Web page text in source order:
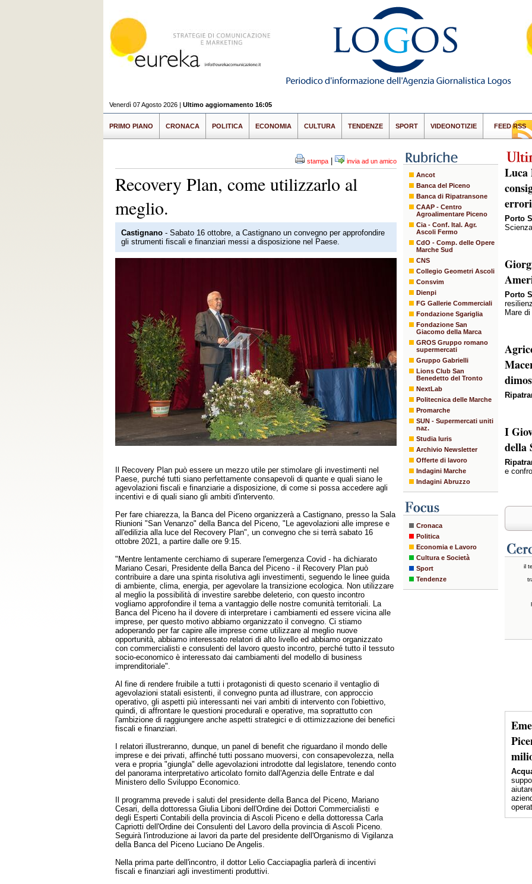
Venerdì 07 Agosto 2026 | Ultimo aggiornamento 16:05
PRIMO PIANO CRONACA POLITICA ECONOMIA CULTURA TENDENZE SPORT VIDEONOTIZIE FEED RSS
stampa invia ad un amico
Recovery Plan, come utilizzarlo al
meglio.
Castignano - Sabato 16 ottobre, a Castignano un convegno per approfondire
gli strumenti fiscali e finanziari messi a disposizione nel Paese.
Il Recovery Plan può essere un mezzo utile per stimolare gli investimenti nel
Paese, purché tutti siano perfettamente consapevoli di quante e quali siano le
agevolazioni fiscali e finanziarie a disposizione, di come si possa accedere agli
incentivi e di quali siano gli ambiti d'intervento.
Per fare chiarezza, la Banca del Piceno organizzerà a Castignano, presso la Sala
Riunioni "San Venanzo" della Banca del Piceno, "Le agevolazioni alle imprese e
all'edilizia alla luce del Recovery Plan", un convegno che si terrà sabato 16
ottobre 2021, a partire dalle ore 9:15.
"Mentre lentamente cerchiamo di superare l'emergenza Covid - ha dichiarato
Mariano Cesari, Presidente della Banca del Piceno - il Recovery Plan può
contribuire a dare una spinta risolutiva agli investimenti, seguendo le linee guida
di ambiente, clima, energia, per agevolare la transizione ecologica. Non utilizzare
al meglio la possibilità di investire sarebbe deleterio, con questo incontro
vogliamo approfondire il tema a vantaggio delle nostre comunità territoriali. La
Banca del Piceno ha il dovere di interpretare i cambiamenti ed essere vicina alle
imprese, per questo motivo abbiamo organizzato il convegno. Ci stiamo
adoperando per far capire alle imprese come utilizzare al meglio nuove
opportunità, abbiamo interessato relatori di alto livello ed abbiamo organizzato
con commercialisti e consulenti del lavoro questo incontro, perché tutto il tessuto
socio-economico è interessato dai cambiamenti del modello di business
imprenditoriale".
Al fine di rendere fruibile a tutti i protagonisti di questo scenario il ventaglio di
agevolazioni statali esistenti, il convegno punta ad illustrare, con approccio
operativo, gli aspetti più interessanti nei vari ambiti di intervento con l'obiettivo,
quindi, di affrontare le questioni procedurali e operative, ma soprattutto con
l'ambizione di raggiungere anche aspetti strategici e di ottimizzazione dei benefici
fiscali e finanziari.
I relatori illustreranno, dunque, un panel di benefit che riguardano il mondo delle
imprese e dei privati, affinché tutti possano muoversi, con consapevolezza, nella
vera e propria "giungla" delle agevolazioni introdotte dal legislatore, tenendo conto
del panorama interpretativo articolato fornito dall'Agenzia delle Entrate e dal
Ministero dello Sviluppo Economico.
Il programma prevede i saluti del presidente della Banca del Piceno, Mariano
Cesari, della dottoressa Giulia Liboni dell'Ordine dei Dottori Commercialisti e
degli Esperti Contabili della provincia di Ascoli Piceno e della dottoressa Carla
Capriotti dell'Ordine dei Consulenti del Lavoro della provincia di Ascoli Piceno.
Seguirà l'introduzione ai lavori da parte del presidente dell'Organismo di Vigilanza
della Banca del Piceno Luciano De Angelis.
Nella prima parte dell'incontro, il dottor Lelio Cacciapaglia parlerà di incentivi
fiscali e finanziari agli investimenti produttivi.
Ancot
Banca del Piceno
Banca di Ripatransone
CAAP - Centro
Agroalimentare Piceno
Cia - Conf. Ital. Agr.
Ascoli Fermo
CdO - Comp. delle Opere
Marche Sud
CNS
Collegio Geometri Ascoli
Consvim
Dienpi
FG Gallerie Commerciali
Fondazione Sgariglia
Fondazione San
Giacomo della Marca
GROS Gruppo romano
supermercati
Gruppo Gabrielli
Lions Club San
Benedetto del Tronto
NextLab
Politecnica delle Marche
Promarche
SUN - Supermercati uniti
naz.
Studia Iuris
Archivio Newsletter
Offerte di lavoro
Indagini Marche
Indagini Abruzzo
Cronaca
Politica
Economia e Lavoro
Cultura e Società
Sport
Tendenze
Luca
Porto
Porto
Mare
I
della
e
il